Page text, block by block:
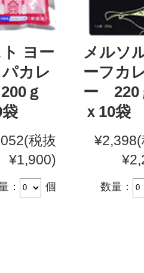
ヨー
パカレ
ｇ
袋
(税抜
¥1,900)
： 個
メルソ
ーフカ
ー 220
ｘ10袋
¥2,398
数量：